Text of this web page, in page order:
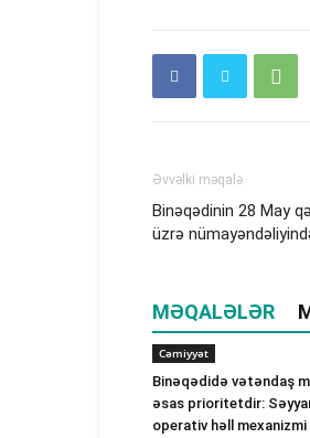
Əvvəlki məqalə
Binəqədinin 28 May
üzrə
MƏQALƏLƏR
Cəmiyyət
Binəqədidə vətəndaş
əsas prioritetdir:
operativ həll mexanizmi